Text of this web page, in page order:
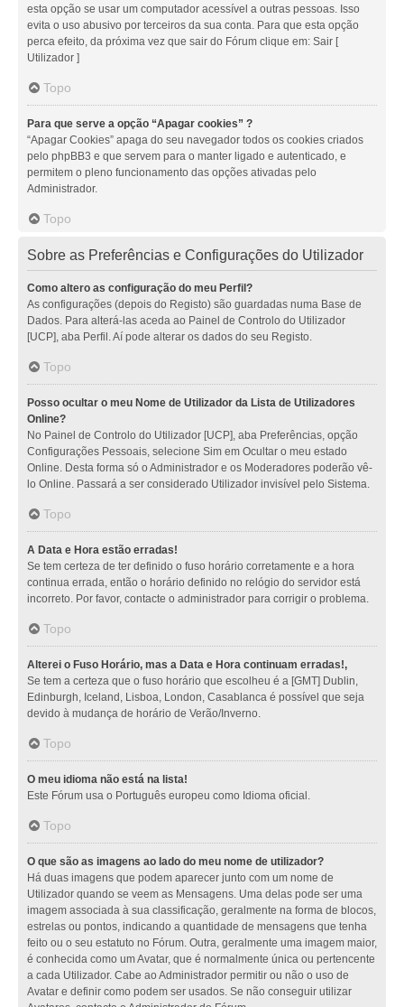
esta opção se usar um computador acessível a outras pessoas. Isso
evita o uso abusivo por terceiros da sua conta. Para que esta opção
perca efeito, da próxima vez que sair do Fórum clique em: Sair [
Utilizador ]
Topo
Para que serve a opção “Apagar cookies” ?
“Apagar Cookies” apaga do seu navegador todos os cookies criados
pelo phpBB3 e que servem para o manter ligado e autenticado, e
permitem o pleno funcionamento das opções ativadas pelo
Administrador.
Topo
Sobre as Preferências e Configurações do Utilizador
Como altero as configuração do meu Perfil?
As configurações (depois do Registo) são guardadas numa Base de
Dados. Para alterá-las aceda ao Painel de Controlo do Utilizador
[UCP], aba Perfil. Aí pode alterar os dados do seu Registo.
Topo
Posso ocultar o meu Nome de Utilizador da Lista de Utilizadores
Online?
No Painel de Controlo do Utilizador [UCP], aba Preferências, opção
Configurações Pessoais, selecione Sim em Ocultar o meu estado
Online. Desta forma só o Administrador e os Moderadores poderão vê-
lo Online. Passará a ser considerado Utilizador invisível pelo Sistema.
Topo
A Data e Hora estão erradas!
Se tem certeza de ter definido o fuso horário corretamente e a hora
continua errada, então o horário definido no relógio do servidor está
incorreto. Por favor, contacte o administrador para corrigir o problema.
Topo
Alterei o Fuso Horário, mas a Data e Hora continuam erradas!,
Se tem a certeza que o fuso horário que escolheu é a [GMT] Dublin,
Edinburgh, Iceland, Lisboa, London, Casablanca é possível que seja
devido à mudança de horário de Verão/Inverno.
Topo
O meu idioma não está na lista!
Este Fórum usa o Português europeu como Idioma oficial.
Topo
O que são as imagens ao lado do meu nome de utilizador?
Há duas imagens que podem aparecer junto com um nome de
Utilizador quando se veem as Mensagens. Uma delas pode ser uma
imagem associada à sua classificação, geralmente na forma de blocos,
estrelas ou pontos, indicando a quantidade de mensagens que tenha
feito ou o seu estatuto no Fórum. Outra, geralmente uma imagem maior,
é conhecida como um Avatar, que é normalmente única ou pertencente
a cada Utilizador. Cabe ao Administrador permitir ou não o uso de
Avatar e definir como podem ser usados. Se não conseguir utilizar